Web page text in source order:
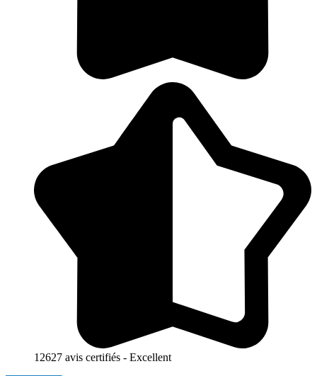
12627 avis certifiés - Excellent